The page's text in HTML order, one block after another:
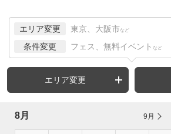
エリア変更 東京、大阪市 など
条件変更 フェス、無料イベント など
エリア変更
8月 9月